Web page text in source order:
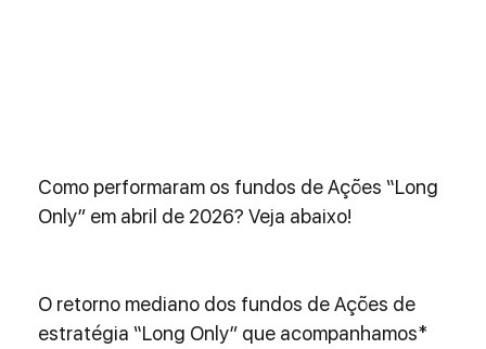
Como performaram os fundos de Ações “Long
Only” em abril de 2026? Veja abaixo!
O retorno mediano dos fundos de Ações de
estratégia “Long Only” que acompanhamos*